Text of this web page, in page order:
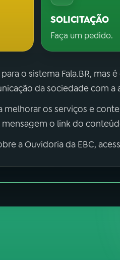
SOLICITAÇÃO
Faça um pedido.
o sistema Fala.BR, mas
da sociedade com
melhorar os serviços e
o link do
a Ouvidoria da EBC,